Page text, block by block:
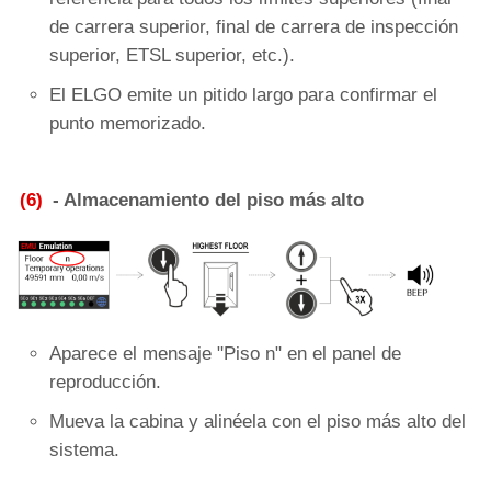
de carrera superior, final de carrera de inspección
superior, ETSL superior, etc.).
El ELGO emite un pitido largo para confirmar el
punto memorizado.
(6) - Almacenamiento del piso más alto
Aparece el mensaje "Piso n" en el panel de
reproducción.
Mueva la cabina y alinéela con el piso más alto del
sistema.